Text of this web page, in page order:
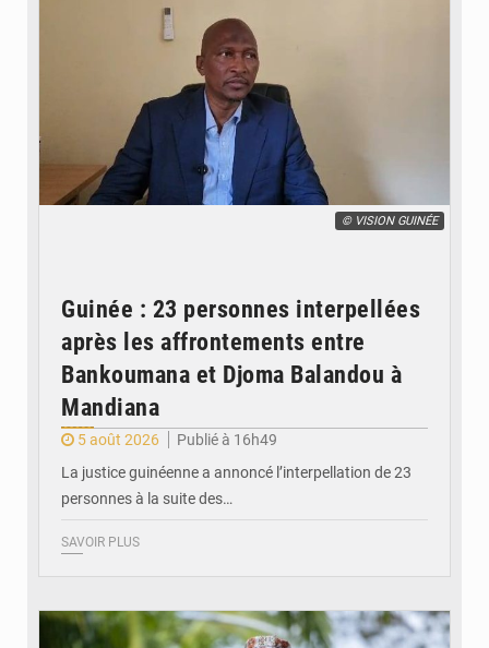
© VISION GUINÉE
Guinée : 23 personnes interpellées
après les affrontements entre
Bankoumana et Djoma Balandou à
Mandiana
5 août 2026
Publié à 16h49
La justice guinéenne a annoncé l’interpellation de 23
personnes à la suite des…
SAVOIR PLUS